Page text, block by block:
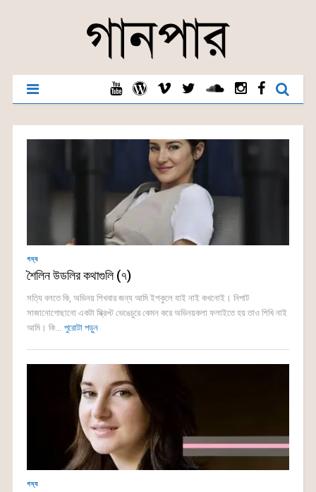
গদ্য
শৈলিন উডলির কথাগুলি (৭)
সত্যি বলতে কি, অভিনয় শিখবার জন্য আমি ইশকুলে যাই নাই কখনোই। নিপাট
সাজানোগোছানো একটা স্ক্রিপ্ট ভেঙেচুরে কেমন করে অভিনয়কলা ফলাইতে হয় তাও শিখি নাই
আমি। কি... পুরোটা পড়ুন
গদ্য